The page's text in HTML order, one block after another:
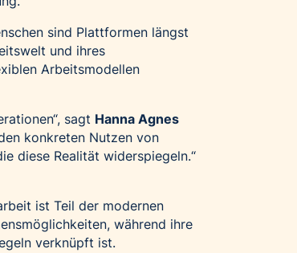
sind Plattformen längst
und ihres
Arbeitsmodellen
sagt Hanna Agnes
konkreten Nutzen von
diese Realität widerspiegeln.“
ist Teil der modernen
während ihre
verknüpft ist.